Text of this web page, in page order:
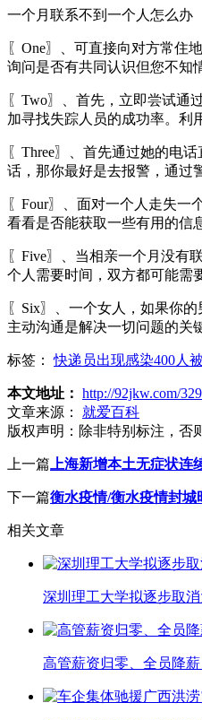
一个月联系不到一个人怎么办
〖One〗、可直接向对方常住
询问是否有共同认识但您不知
〖Two〗、首先，立即尝试通
加寻找失踪人员的成功率。利
〖Three〗、首先通过她的电
话，那你最好是去报警，通过
〖Four〗、面对一个人走失
看看是否能获取一些有用的信
〖Five〗、当相亲一个月没有
个人需要时间，双方都可能需
〖Six〗、一个女人，如果你
主动沟通是解决一切问题的关
标签：快递员出现感染400人
本文地址： http://92jkw.com/
文章来源：
就爱百科
版权声明： 除非特别标注，否
上一篇 上海新增本土无症状
下一篇衡水疫情/衡水疫情封城
相关文章
深圳理工大学拟逐步取
高管薪资归零、全员降